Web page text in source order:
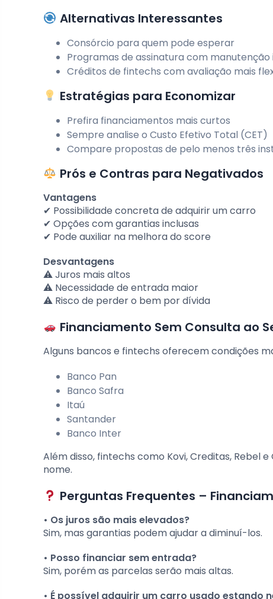
Alternativas Interessantes
Consórcio para quem pode esperar
Programas de assinatura com manutenção
Créditos de fintechs com avaliação mais
Estratégias para Economizar
Prefira financiamentos mais curtos
Sempre analise o Custo Efetivo Total (CET)
Compare propostas de pelo menos três
Prós e Contras para Negativados
Vantagens
✔ Possibilidade concreta de adquirir um carro
✔ Opções com garantias inclusas
✔ Pode auxiliar na melhora do score
Desvantagens
⚠ Juros mais altos
⚠ Necessidade de entrada maior
⚠ Risco de perder o bem por dívida
Financiamento Sem Consulta ao
Alguns bancos e fintechs oferecem condições
Banco Pan
Banco Safra
Itaú
Santander
Banco Inter
Além disso, fintechs como Kovi, Creditas, Rebel
nome.
Perguntas Frequentes –
• Os juros são mais elevados?
Sim, mas garantias podem ajudar a diminuí-los.
• Posso financiar sem entrada?
Sim, porém as parcelas serão mais altas.
• É possível adquirir um carro usado estando